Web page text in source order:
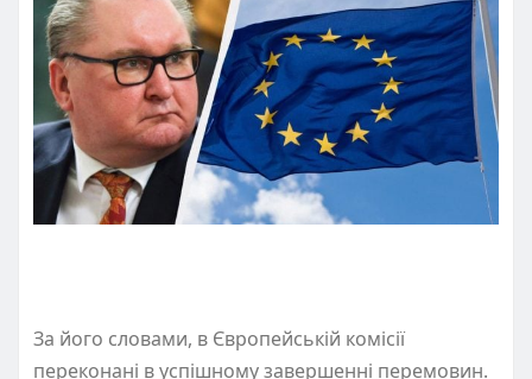
За його словами, в Європейській комісії
переконані в успішному завершенні перемовин.